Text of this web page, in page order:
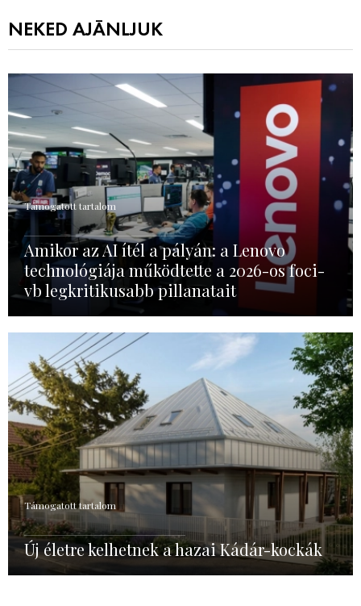
NEKED AJÁNLJUK
Támogatott tartalom
Amikor az AI ítél a pályán: a Lenovo
technológiája működtette a 2026-os foci-
vb legkritikusabb pillanatait
Támogatott tartalom
Új életre kelhetnek a hazai Kádár-kockák